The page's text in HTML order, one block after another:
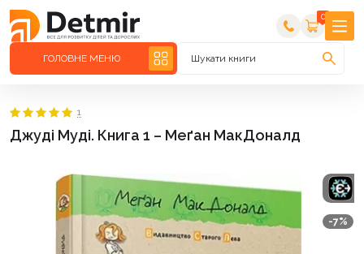
0
ГОЛОВНЕ МЕНЮ Шукати книги
Джуді Муді. Книга 1 – Меґан МакДоналд
1
-7%